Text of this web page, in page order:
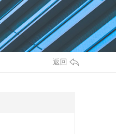
返回